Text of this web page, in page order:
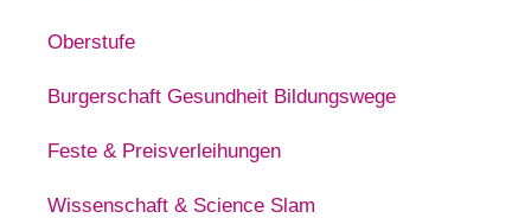
Oberstufe
Burgerschaft Gesundheit Bildungswege
Feste & Preisverleihungen
Wissenschaft & Science Slam